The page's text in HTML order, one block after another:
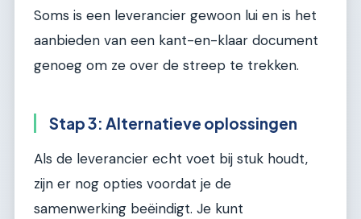
Soms is een leverancier gewoon lui en is het
aanbieden van een kant-en-klaar document
genoeg om ze over de streep te trekken.
Stap 3: Alternatieve oplossingen
Als de leverancier echt voet bij stuk houdt,
zijn er nog opties voordat je de
samenwerking beëindigt. Je kunt